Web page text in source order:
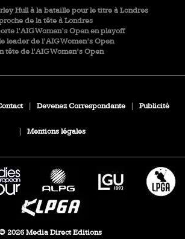
Hull à la bataille pour le titre à Londres
de la tête à Londres
l’AIG Women’s Open en playoff
leader de l’AIG Women’s Open
tête de l’AIG Women’s Open
Devenez Correspondante Publicité
Mentions légales
2026 Media Direct Editions